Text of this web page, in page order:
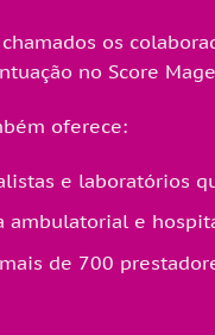
os
no Score
oferece:
e laboratórios
ambulatorial e
de 700